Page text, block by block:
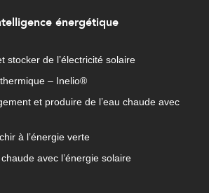
énergétique
stocker de l’électricité solaire
– Inelio®
et produire de l’eau chaude avec
à l’énergie verte
avec l’énergie solaire